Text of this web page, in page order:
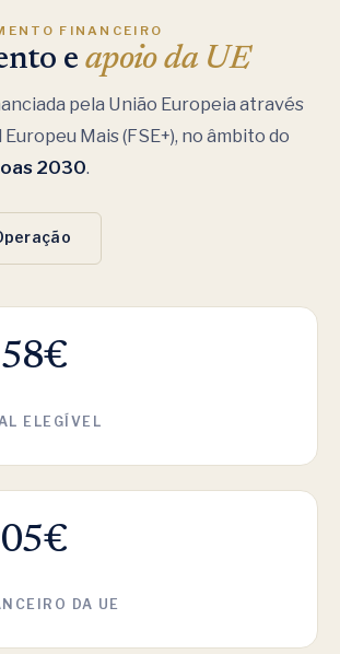
FINANCEIRO
e apoio da UE
pela União Europeia através
Mais (FSE+), no âmbito do
2030.
ELEGÍVEL
DA UE